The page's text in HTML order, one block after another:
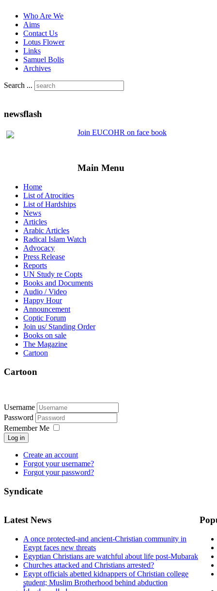
Who Are We
Aims
Contact Us
Lotus Flower
Links
Samuel Bolis
Archives
Search ...
newsflash
Join EUCOHR on face book
Main Menu
Home
List of Atrocities
List of Hardships
News
Articles
Arabic Articles
Radical Islam Watch
Advocacy
Press Release
Reports
UN Study re Copts
Books and Documents
Audio / Video
Happy Hour
Announcement
Coptic Forum
Join us/ Standing Order
Books on sale
The Magazine
Cartoon
Cartoon
Username
Password
Remember Me
Log in
Create an account
Forgot your username?
Forgot your password?
Syndicate
Latest News
A once protected-and ancient-Christian community in
Egypt faces new threats
Egyptian Christians are watchful about life post-Mubarak
Churches attacked and Christians arrested?
Egypt officials abetted kidnappers of Christian college
student; Muslim Brotherhood behind abduction